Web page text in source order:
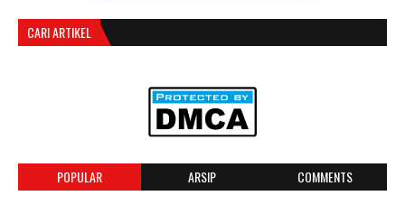
CARI ARTIKEL
POPULAR ARSIP COMMENTS